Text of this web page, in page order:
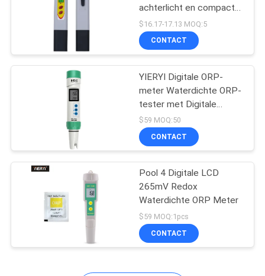
water tds meter
Handbediende
Vochtigheidsmeter
achterlicht en compact
pen-type ontwerp voor
-1999mV tot 1999mV-
bereik
$16.17-17.13 MOQ:5
CONTACT
YIERYI Digitale ORP-
meter Waterdichte ORP-
tester met Digitale
Kalibratie en Afneembare
Platina-elektroden voor
Waterkwaliteitsanalyse
$59 MOQ:50
CONTACT
Pool 4 Digitale LCD
265mV Redox
Waterdichte ORP Meter
$59 MOQ:1pcs
CONTACT